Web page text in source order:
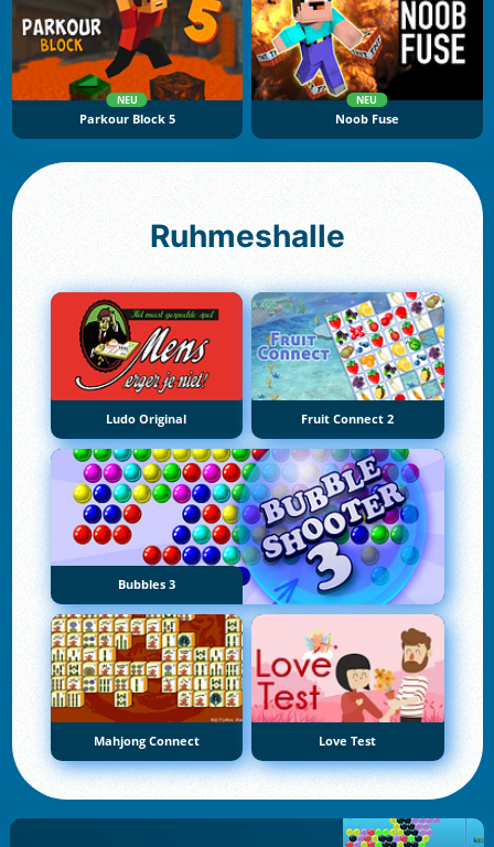
NEU
Parkour Block 5
NEU
Noob Fuse
Ruhmeshalle
Ludo Original Fruit Connect 2
Bubbles 3
Mahjong Connect Love Test